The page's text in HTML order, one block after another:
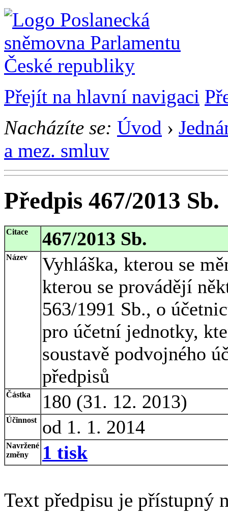
Přejít na hlavní navigaci
Nacházíte se: Úvod ›
a mez. smluv
Předpis 467/2013 Sb.
Citace 467/2013 Sb.
Název
Vyhláška, kterou se
kterou se provádějí
563/1991 Sb., o
pro účetní jednotky,
soustavě podvojného
předpisů
Částka 180 (31. 12. 2013)
Účinnost od 1. 1. 2014
Navržené
změny
1 tisk
Text předpisu je přístupný